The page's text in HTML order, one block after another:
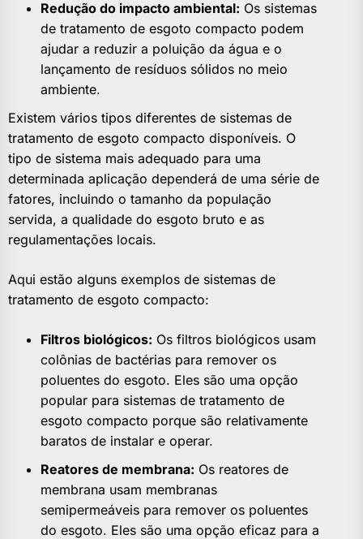
Redução do impacto ambiental: Os sistemas
de tratamento de esgoto compacto podem
ajudar a reduzir a poluição da água e o
lançamento de resíduos sólidos no meio
ambiente.
Existem vários tipos diferentes de sistemas de
tratamento de esgoto compacto disponíveis. O
tipo de sistema mais adequado para uma
determinada aplicação dependerá de uma série de
fatores, incluindo o tamanho da população
servida, a qualidade do esgoto bruto e as
regulamentações locais.
Aqui estão alguns exemplos de sistemas de
tratamento de esgoto compacto:
Filtros biológicos: Os filtros biológicos usam
colônias de bactérias para remover os
poluentes do esgoto. Eles são uma opção
popular para sistemas de tratamento de
esgoto compacto porque são relativamente
baratos de instalar e operar.
Reatores de membrana: Os reatores de
membrana usam membranas
semipermeáveis para remover os poluentes
do esgoto. Eles são uma opção eficaz para a